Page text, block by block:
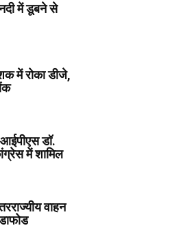
में डूबने से
में रोका डीजे,
डॉ.
में शामिल
वाहन